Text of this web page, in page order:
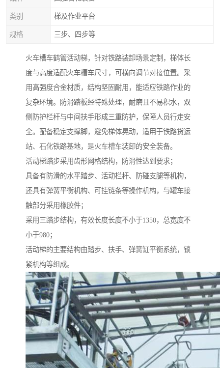
类别 梯及作业平台
规格 三步、四步等
火车槽车鹤管活动梯，针对铁路装卸场景定制，梯体长
度与高度适配火车槽车尺寸，可横向调节对接位置。采
用高强度合金材质，结构坚固耐用，能适应铁路作业的
复杂环境。防滑踏板经特殊处理，耐磨且不易积水，双
侧防护栏杆与中间扶手形成三重防护，保障人员行走安
全。配备稳定支撑脚，避免梯体晃动，适用于铁路货运
站、石化铁路基地，是火车槽车装卸的安全装备。
活动梯踏步采用齿形网格结构，防滑性达到要求；
具备有防滑的水平踏步、活动栏杆、防碰支腿等机构，
还具有弹簧平衡机构、可挂链条等操作机构，与罐车接
触部分采用橡胶件；
采用三踏步结构，有效长度长度不小于1350，总宽度不
小于980；
活动梯的主要结构由踏步、扶手、弹簧缸平衡系统，锁
紧机构等组成。